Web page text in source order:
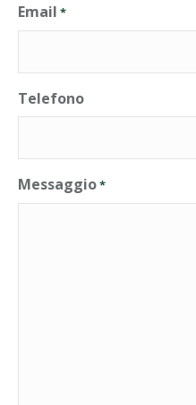
Email *
Telefono
Messaggio*